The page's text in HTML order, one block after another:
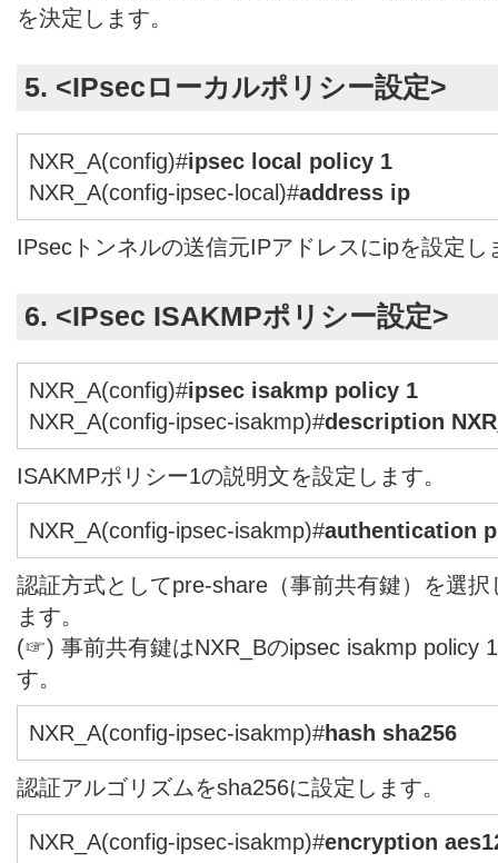
を決定します。
5. <IPsecローカルポリシー設定>
NXR_A(config)#ipsec local policy 1
NXR_A(config-ipsec-local)#address ip
IPsecトンネルの送信元IPアドレスにipを設定し
6. <IPsec ISAKMPポリシー設定>
NXR_A(config)#ipsec isakmp policy 1
NXR_A(config-ipsec-isakmp)#description
ISAKMPポリシー1の説明文を設定します。
NXR_A(config-ipsec-isakmp)#authentication
認証方式としてpre-share（事前共有鍵）を選
ます。
(☞) 事前共有鍵はNXR_Bのipsec isakmp policy
す。
NXR_A(config-ipsec-isakmp)#hash sha256
認証アルゴリズムをsha256に設定します。
NXR_A(config-ipsec-isakmp)#encryption